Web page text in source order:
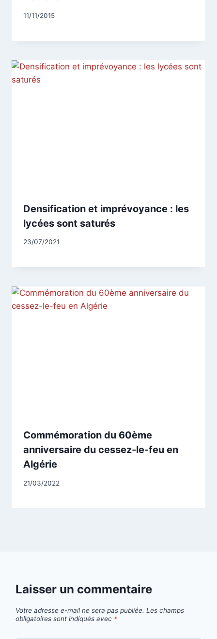
Par
11/11/2015
Densification et imprévoyance : les
lycées sont saturés
Par
23/07/2021
Commémoration du 60ème
anniversaire du cessez-le-feu en
Algérie
Par
21/03/2022
Laisser un commentaire
Votre adresse e-mail ne sera pas publiée. Les champs
obligatoires sont indiqués avec *